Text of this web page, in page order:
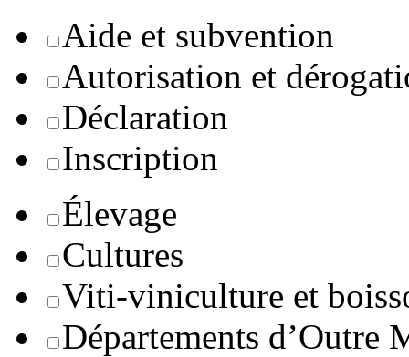
Aide et subvention
Autorisation et
Déclaration
Inscription
Élevage
Cultures
Viti-viniculture et
Départements d’Outre